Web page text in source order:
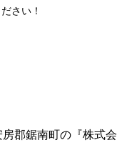
さい！
郡鋸南町の『株式会